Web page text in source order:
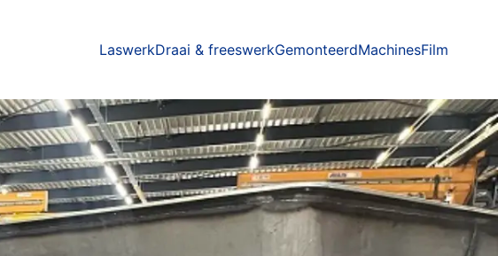
LaswerkDraai & freeswerkGemonteerdMachinesFilm